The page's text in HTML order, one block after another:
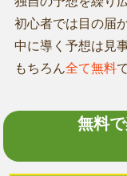
初心者では目の届
中に導く予想は見
もちろん全て無料
無料